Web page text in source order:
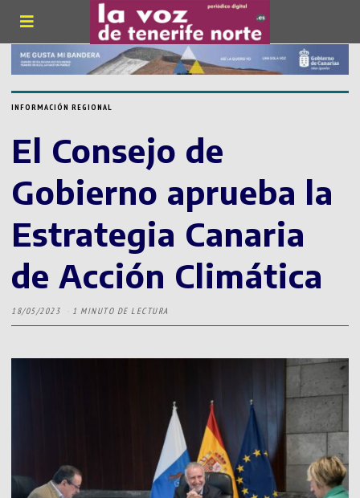
INFORMACIÓN REGIONAL
El Consejo de
Gobierno aprueba la
Estrategia Canaria
de Acción Climática
18/05/2023 1 MINUTO DE LECTURA